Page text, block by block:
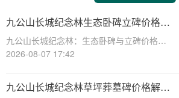
九公山长城纪念林生态卧碑立碑价格表
详解及活动期赠安葬配套福利解析
九公山长城纪念林：生态卧碑与立碑价格及
活动期赠送配套服务全解析☎ 九公山陵园电
地，九公山长城纪念林凭借其得天独厚的地
理位置和优越的自然环境，成为众
2026-08-07 17:42
九公山长城纪念林草坪葬墓碑价格解析